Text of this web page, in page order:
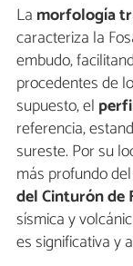
La morfología
caracteriza la
embudo,
procedentes de
supuesto, el
referencia,
sureste. Por su
más profundo
del Cinturón de
sísmica y
es significativa y